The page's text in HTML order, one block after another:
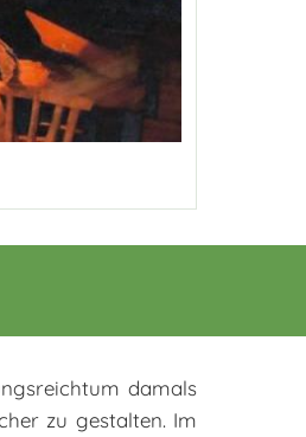
damals
zu gestalten. Im